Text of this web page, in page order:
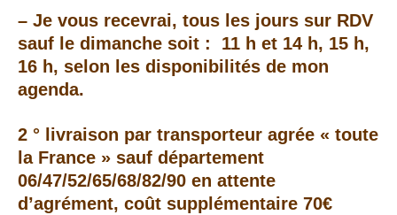
– Je vous recevrai, tous les jours sur RDV
sauf le dimanche soit : 11 h et 14 h, 15 h,
16 h, selon les disponibilités de mon
agenda.
2 ° livraison par transporteur agrée « toute
la France » sauf département
06/47/52/65/68/82/90 en attente
d’agrément, coût supplémentaire 70€